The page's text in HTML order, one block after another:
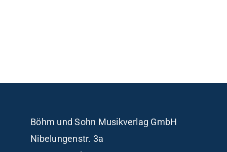
Böhm und Sohn Musikverlag GmbH
Nibelungenstr. 3a